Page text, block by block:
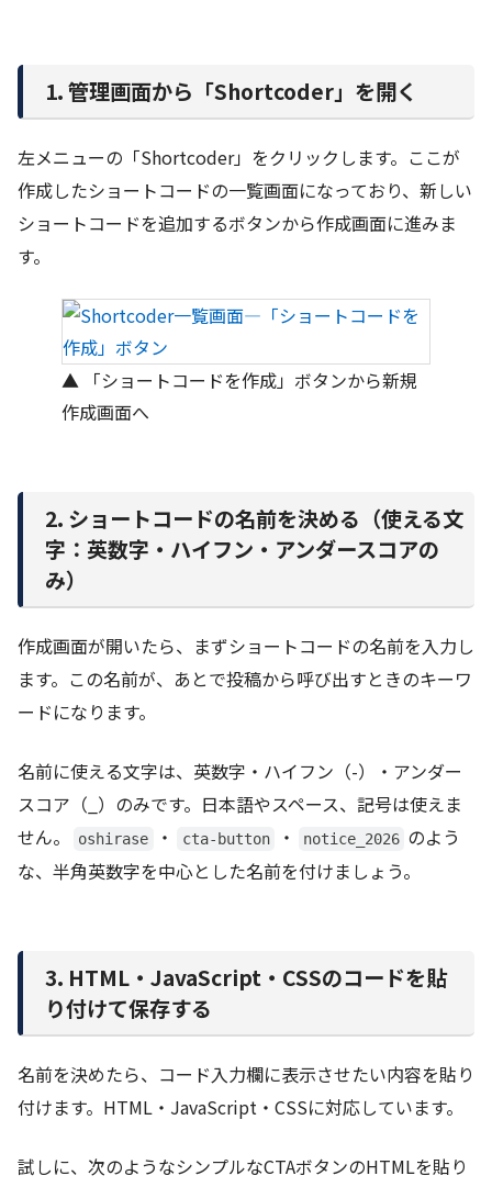
1. 管理画面から「Shortcoder」を開く
左メニューの「Shortcoder」をクリックします。ここが
作成したショートコードの一覧画面になっており、新しい
ショートコードを追加するボタンから作成画面に進みま
す。
▲ 「ショートコードを作成」ボタンから新規
作成画面へ
2. ショートコードの名前を決める（使える文
字：英数字・ハイフン・アンダースコアの
み）
作成画面が開いたら、まずショートコードの名前を入力し
ます。この名前が、あとで投稿から呼び出すときのキーワ
ードになります。
名前に使える文字は、英数字・ハイフン（-）・アンダー
スコア（_）のみです。日本語やスペース、記号は使えま
せん。
oshirase ・ cta-button ・ notice_2026 のよう
な、半角英数字を中心とした名前を付けましょう。
3. HTML・JavaScript・CSSのコードを貼
り付けて保存する
名前を決めたら、コード入力欄に表示させたい内容を貼り
付けます。HTML・JavaScript・CSSに対応しています。
試しに、次のようなシンプルなCTAボタンのHTMLを貼り